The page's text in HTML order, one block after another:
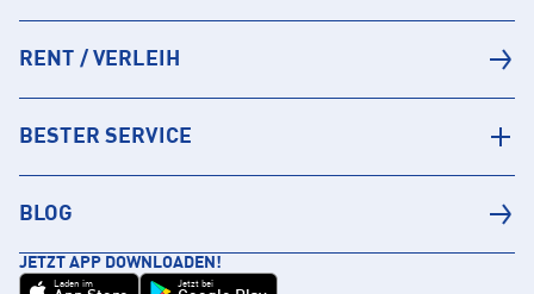
RENT / VERLEIH
BESTER SERVICE
BLOG
JETZT APP DOWNLOADEN!
Laden im Jetzt bei